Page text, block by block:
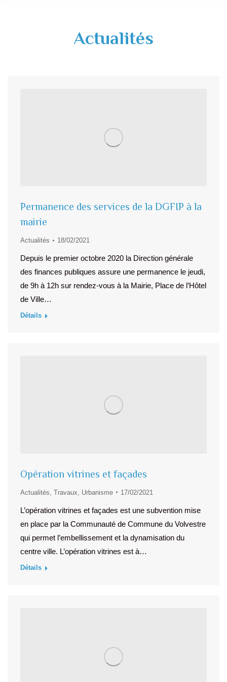
Actualités
Permanence des services de la DGFIP à la
mairie
Actualités 18/02/2021
Depuis le premier octobre 2020 la Direction générale
des finances publiques assure une permanence le jeudi,
de 9h à 12h sur rendez-vous à la Mairie, Place de l’Hôtel
de Ville…
Détails
Opération vitrines et façades
Actualités Travaux Urbanisme 17/02/2021
L’opération vitrines et façades est une subvention mise
en place par la Communauté de Commune du Volvestre
qui permet l’embellissement et la dynamisation du
centre ville. L’opération vitrines est à…
Détails